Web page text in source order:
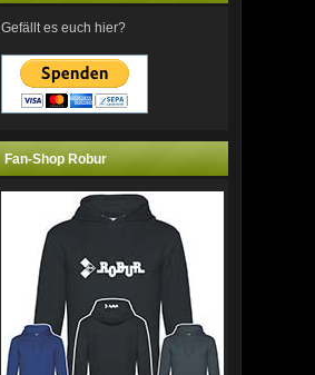
Gefällt es euch hier?
Fan-Shop Robur